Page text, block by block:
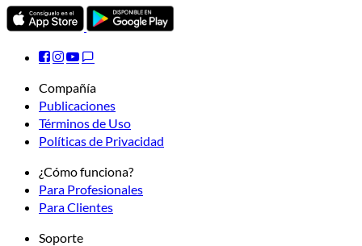
Compañía
Publicaciones
Términos de Uso
Políticas de Privacidad
¿Cómo funciona?
Para Profesionales
Para Clientes
Soporte